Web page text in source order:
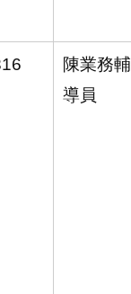
陳業務輔
導員